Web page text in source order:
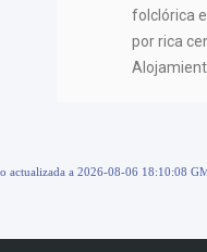
folclórica
por rica
actualizada a 2026-08-06 18:10:08